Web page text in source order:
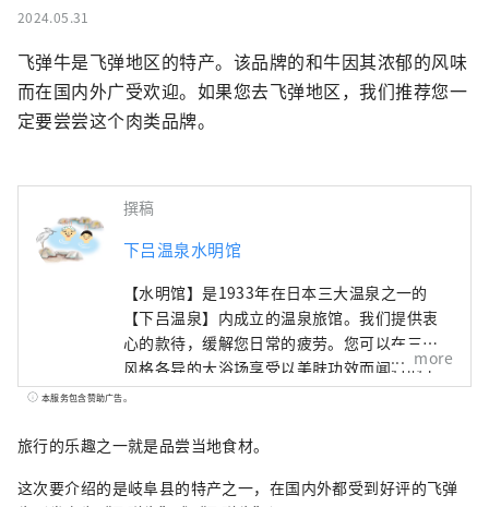
2024.05.31
飞弹牛是飞弹地区的特产。该品牌的和牛因其浓郁的风味
而在国内外广受欢迎。如果您去飞弹地区，我们推荐您一
定要尝尝这个肉类品牌。
撰稿
下吕温泉水明馆
【水明馆】是1933年在日本三大温泉之一的
【下吕温泉】内成立的温泉旅馆。我们提供衷
心的款待，缓解您日常的疲劳。您可以在三个
风格各异的大浴场享受以美肤功效而闻名的下
吕温泉。请尽情享受俯瞰下吕温泉街和飞驒山
场、带有室内浴池的露天浴池，让您仿佛在泡
还展示了日本庭园、正宗的能舞台、茶室等著
more
本服务包含赞助广告。
旅行的乐趣之一就是品尝当地食材。
这次要介绍的是岐阜县的特产之一，在国内外都受到好评的飞弹